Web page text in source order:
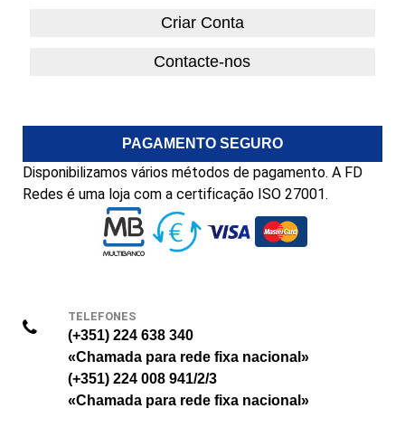
Criar Conta
Contacte-nos
PAGAMENTO SEGURO
Disponibilizamos vários métodos de pagamento. A FD
Redes é uma loja com a certificação ISO 27001.
TELEFONES
(+351) 224 638 340
«Chamada para rede fixa nacional»
(+351) 224 008 941/2/3
«Chamada para rede fixa nacional»